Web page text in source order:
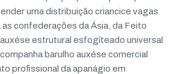
uma distribuição criancice vagas
confederações da Ásia, da Feito
estrutural esfogíteado universal
barulho auxése comercial
profissional da apanágio em